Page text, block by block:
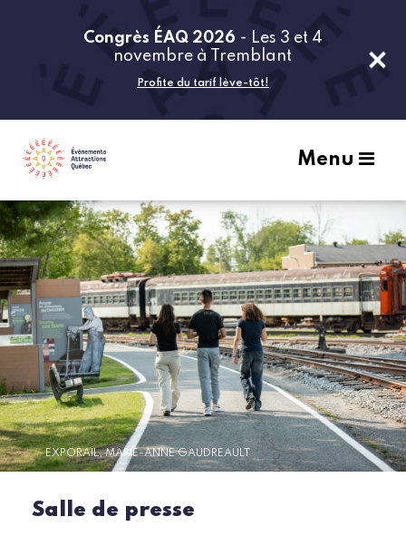
Congrès ÉAQ 2026 - Les 3 et 4
novembre à Tremblant
Profite du tarif lève-tôt!
Menu
EXPORAIL, MARIE-ANNE GAUDREAULT
Salle de presse